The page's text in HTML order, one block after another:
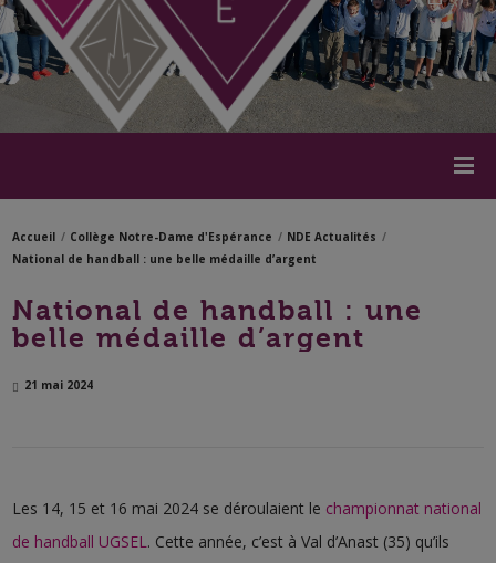
Accueil Collège Notre-Dame d'Espérance
NDE Actualités
National de handball : une belle médaille d’argent
National de handball : une
belle médaille d’argent
21 mai 2024
Les 14, 15 et 16 mai 2024 se déroulaient le championnat national
de handball UGSEL. Cette année, c’est à Val d’Anast (35) qu’ils